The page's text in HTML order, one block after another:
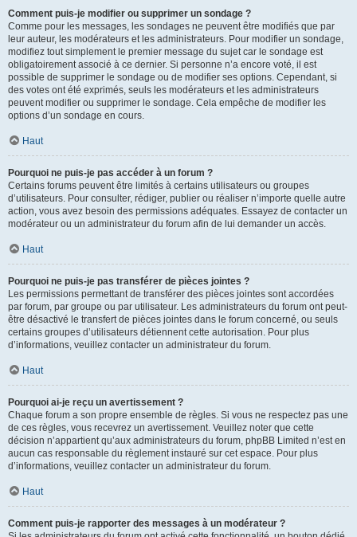
Comment puis-je modifier ou supprimer un sondage ?
Comme pour les messages, les sondages ne peuvent être modifiés que par
leur auteur, les modérateurs et les administrateurs. Pour modifier un sondage,
modifiez tout simplement le premier message du sujet car le sondage est
obligatoirement associé à ce dernier. Si personne n’a encore voté, il est
possible de supprimer le sondage ou de modifier ses options. Cependant, si
des votes ont été exprimés, seuls les modérateurs et les administrateurs
peuvent modifier ou supprimer le sondage. Cela empêche de modifier les
options d’un sondage en cours.
Haut
Pourquoi ne puis-je pas accéder à un forum ?
Certains forums peuvent être limités à certains utilisateurs ou groupes
d’utilisateurs. Pour consulter, rédiger, publier ou réaliser n’importe quelle autre
action, vous avez besoin des permissions adéquates. Essayez de contacter un
modérateur ou un administrateur du forum afin de lui demander un accès.
Haut
Pourquoi ne puis-je pas transférer de pièces jointes ?
Les permissions permettant de transférer des pièces jointes sont accordées
par forum, par groupe ou par utilisateur. Les administrateurs du forum ont peut-
être désactivé le transfert de pièces jointes dans le forum concerné, ou seuls
certains groupes d’utilisateurs détiennent cette autorisation. Pour plus
d’informations, veuillez contacter un administrateur du forum.
Haut
Pourquoi ai-je reçu un avertissement ?
Chaque forum a son propre ensemble de règles. Si vous ne respectez pas une
de ces règles, vous recevrez un avertissement. Veuillez noter que cette
décision n’appartient qu’aux administrateurs du forum, phpBB Limited n’est en
aucun cas responsable du règlement instauré sur cet espace. Pour plus
d’informations, veuillez contacter un administrateur du forum.
Haut
Comment puis-je rapporter des messages à un modérateur ?